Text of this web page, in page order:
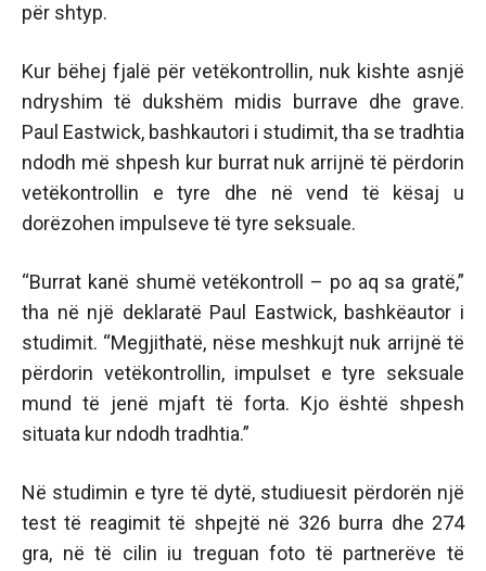
për shtyp.
Kur bëhej fjalë për vetëkontrollin, nuk kishte asnjë
ndryshim të dukshëm midis burrave dhe grave.
Paul Eastwick, bashkautori i studimit, tha se tradhtia
ndodh më shpesh kur burrat nuk arrijnë të përdorin
vetëkontrollin e tyre dhe në vend të kësaj u
dorëzohen impulseve të tyre seksuale.
“Burrat kanë shumë vetëkontroll – po aq sa gratë,”
tha në një deklaratë Paul Eastwick, bashkëautor i
studimit. “Megjithatë, nëse meshkujt nuk arrijnë të
përdorin vetëkontrollin, impulset e tyre seksuale
mund të jenë mjaft të forta. Kjo është shpesh
situata kur ndodh tradhtia.”
Në studimin e tyre të dytë, studiuesit përdorën një
test të reagimit të shpejtë në 326 burra dhe 274
gra, në të cilin iu treguan foto të partnerëve të